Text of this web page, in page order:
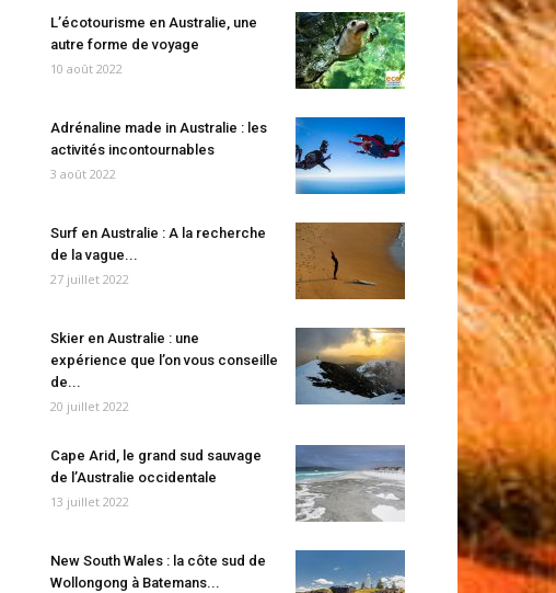
L’écotourisme en Australie, une
autre forme de voyage
10 août 2022
Adrénaline made in Australie : les
activités incontournables
3 août 2022
Surf en Australie : A la recherche
de la vague...
27 juillet 2022
Skier en Australie : une
expérience que l’on vous conseille
de...
20 juillet 2022
Cape Arid, le grand sud sauvage
de l’Australie occidentale
13 juillet 2022
New South Wales : la côte sud de
Wollongong à Batemans...